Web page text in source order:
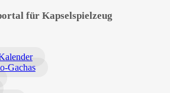
für Kapselspielzeug
Gachas